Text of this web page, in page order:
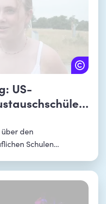
US-
über den
Schulen